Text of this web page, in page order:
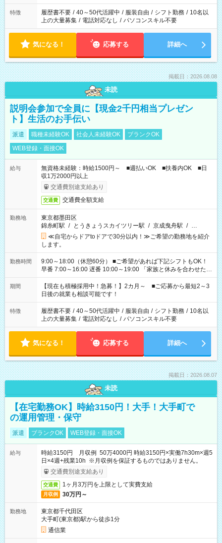
と、もう1つのお仕事の勤務時間。 合計で週40時間を超える場
合は応募できません。
特徴 履歴書不要 / 40～50代活躍中 / 服装自由 / シフト勤務 / 10名以
上の大量募集 / 電話対応なし / パソコンスキル不要
気になる！ 応募する 詳細へ
掲載日：2026.08.08
未読
説明会参加で全員に【現金2千円相当プレゼン
ト】生活のお手伝い
派遣 職種未経験OK 社会人未経験OK
ブランクOK
WEB登録・面接OK
給与
無資格未経験：時給1500円～ ■週払いOK ■扶養内OK ■日
収1万2000円以上
交通費別途支給あり
交通費 交通費全額支給
勤務地
東京都墨田区
錦糸町駅 / とうきょうスカイツリー駅 / 京成曳舟駅 / …
≪自宅からドアtoドアで30分以内！≫ご希望の勤務地を紹介
します。
勤務時間
9:00～18:00（休憩60分） ■ご希望があれば下記シフトもOK！
早番 7:00～16:00 遅番 10:00～19:00 「家族と休みを合わせた
い」 「余裕を持って夕飯の準備がしたい」 「できれば残業はし
たくない」 など、ご希望を教えてくださいね。 ※Wワーク希望
の方へ 今ご覧のお仕事で希望する勤務時間と、もう1つのお仕事
の勤務時間。 合計で週40時間を超える場合は応募できません。
期間
【現在も積極採用中！急募！】2カ月～ ■ご応募から最短2～3
日後の就業も相談可能です！
特徴 履歴書不要 / 40～50代活躍中 / 服装自由 / シフト勤務 / 10名以
上の大量募集 / 電話対応なし / パソコンスキル不要
気になる！ 応募する 詳細へ
掲載日：2026.08.07
未読
【在宅勤務OK】時給3150円！大手！大手町で
の運用管理・保守
派遣 ブランクOK WEB登録・面接OK
給与
時給3150円 月収例 50万4000円 時給3150円×実働7h30m×週5
日×4週+残業10h ※月収例を保証するものではありません。
交通費別途支給あり
交通費 1ヶ月3万円を上限として実費支給
月収例 30万円～
勤務地
東京都千代田区
大手町(東京都)駅から徒歩1分
通信業